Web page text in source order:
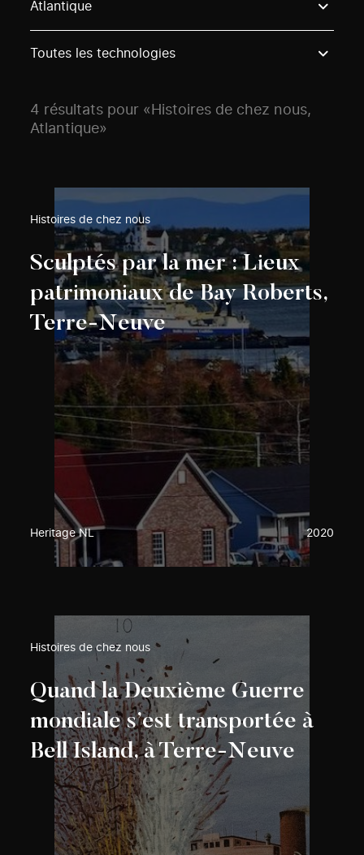
Atlantique
Toutes les technologies
4 résultats pour «Histoires de chez nous,
Atlantique»
Histoires de chez nous
Sculptés par la mer : Lieux
patrimoniaux de Bay Roberts,
Terre-Neuve
Heritage NL 2020
Histoires de chez nous
Quand la Deuxième Guerre
mondiale s’est transportée à
Bell Island, à Terre-Neuve